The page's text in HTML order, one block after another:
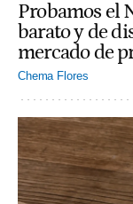
Probamos el
barato y de
mercado de
Chema Flores